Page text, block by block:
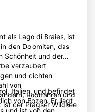
als Lago di Braies, ist
den Dolomiten, das
Schönheit und der
verzaubert.
und dichten
von
Bootfahren und
ist der Pragser Wildsee
Italien, und befindet
von Bozen. Er liegt